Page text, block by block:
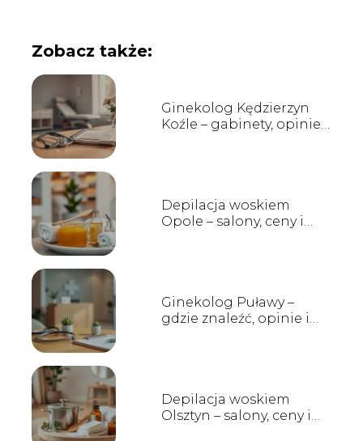
Zobacz także:
Ginekolog Kędzierzyn
Koźle – gabinety, opinie,
Depilacja woskiem
Opole – salony, ceny i
Ginekolog Puławy –
gdzie znaleźć, opinie i
Depilacja woskiem
Olsztyn – salony, ceny i